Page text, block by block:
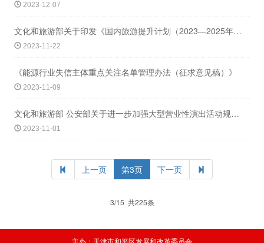
2023-12-07
文化和旅游部关于印发《国内旅游提升计划（2023—2025年）》的通知
2023-11-22
《能源行业失信主体重点关注名单管理办法（征求意见稿）》
2023-11-09
文化和旅游部 公安部关于进一步加强大型营业性演出活动规范管理促进演出市场健康有序
2023-11-01
上一页 第3页 下一页
3/15 共225条
主办：天津市和平区发展和改革委员会